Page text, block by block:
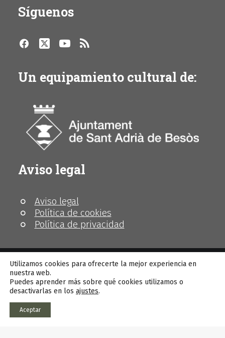
Síguenos
Un equipamiento cultural de:
Aviso legal
Aviso legal
Política de cookies
Política de privacidad
© MhiC
Utilizamos cookies para ofrecerte la mejor experiencia en
nuestra web.
Puedes aprender más sobre qué cookies utilizamos o
desactivarlas en los ajustes.
Aceptar